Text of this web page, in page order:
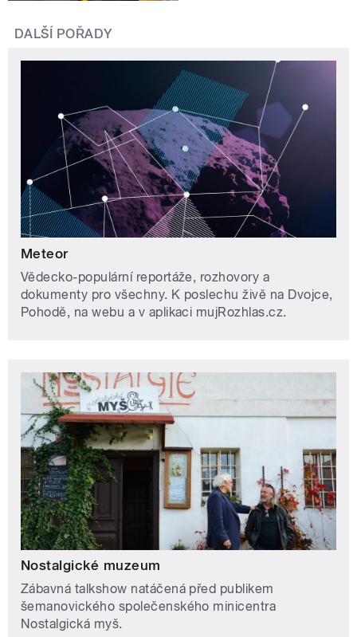
DALŠÍ POŘADY
Meteor
Vědecko-populární reportáže, rozhovory a
dokumenty pro všechny. K poslechu živě na Dvojce,
Pohodě, na webu a v aplikaci mujRozhlas.cz.
Nostalgické muzeum
Zábavná talkshow natáčená před publikem
šemanovického společenského minicentra
Nostalgická myš.